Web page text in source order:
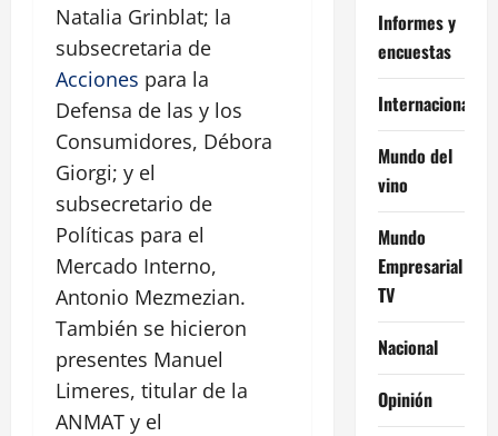
Natalia Grinblat; la
subsecretaria de
Acciones para la
Defensa de las y los
Consumidores, Débora
Giorgi; y el
subsecretario de
Políticas para el
Mercado Interno,
Antonio Mezmezian.
También se hicieron
presentes Manuel
Limeres, titular de la
ANMAT y el
Informes y
encuestas
Internacional
Mundo del
vino
Mundo
Empresarial
TV
Nacional
Opinión